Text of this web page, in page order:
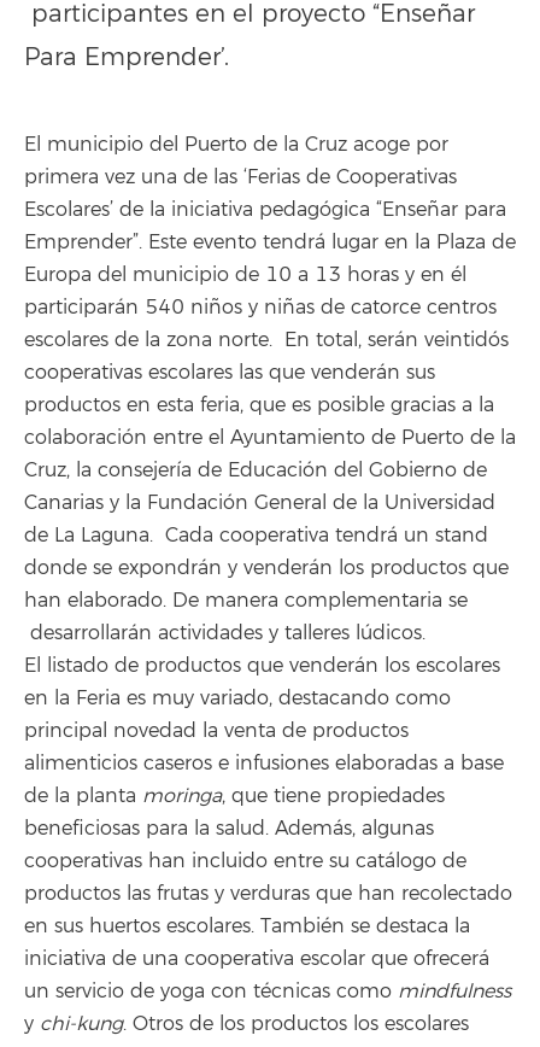
participantes en el proyecto “Enseñar
Para Emprender’.
El municipio del Puerto de la Cruz acoge por
primera vez una de las ‘Ferias de Cooperativas
Escolares’ de la iniciativa pedagógica “Enseñar para
Emprender”. Este evento tendrá lugar en la Plaza de
Europa del municipio de 10 a 13 horas y en él
participarán 540 niños y niñas de catorce centros
escolares de la zona norte. En total, serán veintidós
cooperativas escolares las que venderán sus
productos en esta feria, que es posible gracias a la
colaboración entre el Ayuntamiento de Puerto de la
Cruz, la consejería de Educación del Gobierno de
Canarias y la Fundación General de la Universidad
de La Laguna. Cada cooperativa tendrá un stand
donde se expondrán y venderán los productos que
han elaborado. De manera complementaria se
desarrollarán actividades y talleres lúdicos.
El listado de productos que venderán los escolares
en la Feria es muy variado, destacando como
principal novedad la venta de productos
alimenticios caseros e infusiones elaboradas a base
de la planta moringa, que tiene propiedades
beneficiosas para la salud. Además, algunas
cooperativas han incluido entre su catálogo de
productos las frutas y verduras que han recolectado
en sus huertos escolares. También se destaca la
iniciativa de una cooperativa escolar que ofrecerá
un servicio de yoga con técnicas como mindfulness
y chi-kung. Otros de los productos los escolares